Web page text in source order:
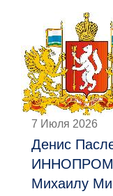
7 Июля 2026
Денис
ИННОПРОМ-
Михаилу